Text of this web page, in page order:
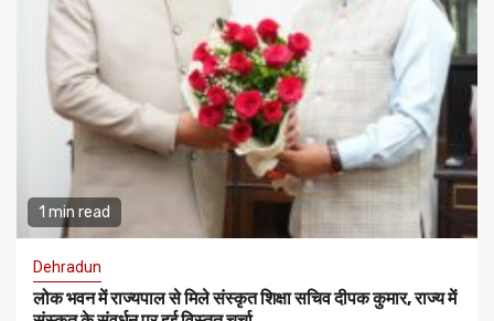
1 min read
Dehradun
लोक भवन में राज्यपाल से मिले संस्कृत शिक्षा सचिव दीपक कुमार, राज्य में